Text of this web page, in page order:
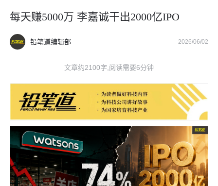
每天赚5000万 李嘉诚干出2000亿IPO
铅笔道编辑部 2026/06/02
文章约2100字,阅读需要6分钟